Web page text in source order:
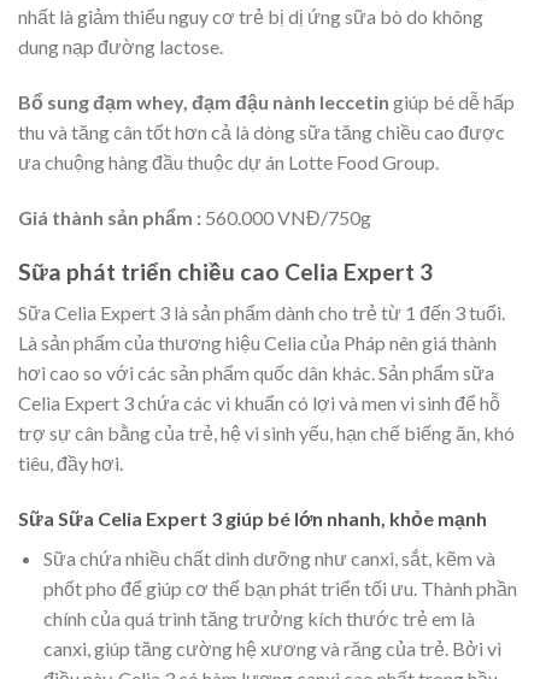
nhất là giảm thiểu nguy cơ trẻ bị dị ứng sữa bò do không
dung nạp đường lactose.
Bổ sung đạm whey, đạm đậu nành leccetin giúp bé dễ hấp
thu và tăng cân tốt hơn cả là dòng sữa tăng chiều cao được
ưa chuộng hàng đầu thuộc dự án Lotte Food Group.
Giá thành sản phẩm : 560.000 VNĐ/750g
Sữa phát triển chiều cao Celia Expert 3
Sữa Celia Expert 3 là sản phẩm dành cho trẻ từ 1 đến 3 tuổi.
Là sản phẩm của thương hiệu Celia của Pháp nên giá thành
hơi cao so với các sản phẩm quốc dân khác. Sản phẩm sữa
Celia Expert 3 chứa các vi khuẩn có lợi và men vi sinh để hỗ
trợ sự cân bằng của trẻ, hệ vi sinh yếu, hạn chế biếng ăn, khó
tiêu, đầy hơi.
Sữa Sữa Celia Expert 3 giúp bé lớn nhanh, khỏe mạnh
Sữa chứa nhiều chất dinh dưỡng như canxi, sắt, kẽm và
phốt pho để giúp cơ thể bạn phát triển tối ưu. Thành phần
chính của quá trình tăng trưởng kích thước trẻ em là
canxi, giúp tăng cường hệ xương và răng của trẻ. Bởi vì